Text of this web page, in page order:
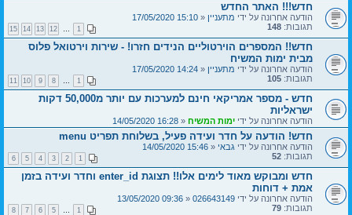
חדש!!! האתר החדש
הודעה אחרונה על ידי מתעניין «
15:10 17/05/2020
תגובות: 148
1
…
12
13
14
15
חדש!! המספרים הוירטוליים הנידים חזרו! - שירות וירטואל פלוס
מבית ימות המשיח
הודעה אחרונה על ידי מתעניין «
14:24 17/05/2020
תגובות: 105
1
…
8
9
10
11
חדש - מספר אמריקאי חינם למערכות עם יותר מ50,000 דקות
ישראליות
הודעה אחרונה על ידי ימות המשיח «
16:28 14/05/2020
חדש! הודעה על חדר ועידה פעיל, בשלוחת תפריט menu
הודעה אחרונה על ידי גבאי «
15:46 14/05/2020
תגובות: 52
1
2
3
4
5
6
חדש ומבוקש מאוד לימים אלו!! תצוגת enter_id וחדר ועידה בזמן
אמת + דוחות
הודעה אחרונה על ידי 026643149
«
09:36 13/05/2020
תגובות: 79
1
…
5
6
7
8